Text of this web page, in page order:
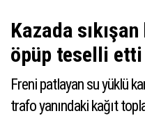
Kazada
öpüp teselli etti
Freni patlayan su yüklü
trafo yanındaki kağıt